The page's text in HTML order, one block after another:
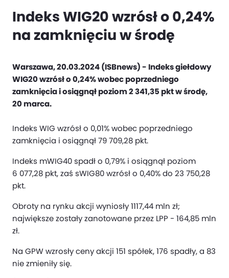
Indeks WIG20 wzrósł o 0,24%
na zamknięciu w środę
Warszawa, 20.03.2024 (ISBnews) - Indeks giełdowy
WIG20 wzrósł o 0,24% wobec poprzedniego
zamknięcia i osiągnął poziom 2 341,35 pkt w środę,
20 marca.
Indeks WIG wzrósł o 0,01% wobec poprzedniego
zamknięcia i osiągnął 79 709,28 pkt.
Indeks mWIG40 spadł o 0,79% i osiągnął poziom
6 077,28 pkt, zaś sWIG80 wzrósł o 0,40% do 23 750,28
pkt.
Obroty na rynku akcji wyniosły 1117,44 mln zł;
największe zostały zanotowane przez LPP - 164,85 mln
zł.
Na GPW wzrosły ceny akcji 151 spółek, 176 spadły, a 83
nie zmieniły się.